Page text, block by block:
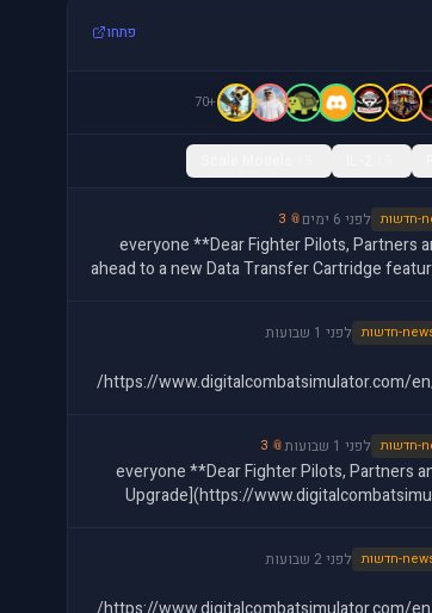
פתחו
+70
לפני 6 ימים 📎 3
@everyone **Dear Fighter Pilots, Partners and Friends,** This week, we're looking
ahead to a new Data Transfer Cartridge
לפני 1 שבועות
https://www.digitalcombatsimulator.com/
לפני 1 שבועות 📎 3
@everyone **Dear Fighter Pilots, Partners and Friends,** Heatblur's [DCS: F-14B(U)
Upgrade](https://
לפני 2 שבועות